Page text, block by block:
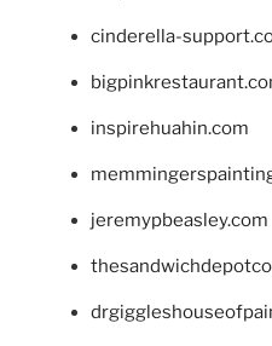
cinderella-
inspirehuahin.com
jeremypbeasley.com